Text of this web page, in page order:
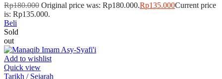
Rp180.000 Original price was: Rp180.000.Rp135.000Current price
is: Rp135.000.
Beli
Sold
out
Add to wishlist
Quick view
Tarikh / Sejarah